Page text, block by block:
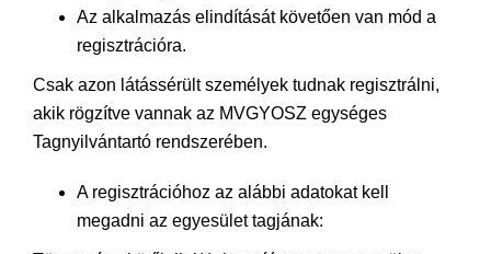
Az alkalmazás elindítását követően van mód a
regisztrációra.
Csak azon látássérült személyek tudnak regisztrálni,
akik rögzítve vannak az MVGYOSZ egységes
Tagnyilvántartó rendszerében.
A regisztrációhoz az alábbi adatokat kell
megadni az egyesület tagjának: